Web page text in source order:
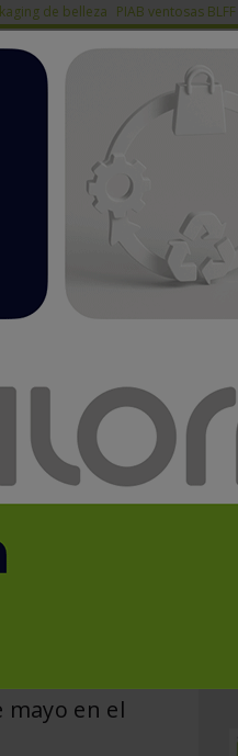
de belleza PIAB ventosas BLFF
AGENDA
mayo en el